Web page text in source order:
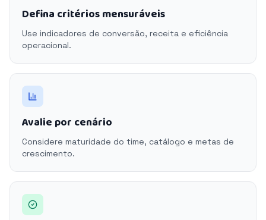
Defina critérios mensuráveis
Use indicadores de conversão, receita e eficiência
operacional.
Avalie por cenário
Considere maturidade do time, catálogo e metas de
crescimento.